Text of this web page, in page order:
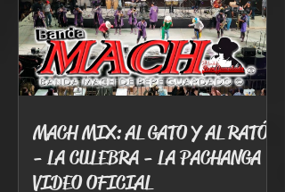
MACH MIX: AL GATO Y AL RATÓN
- LA CULEBRA - LA PACHANGA -
VIDEO OFICIAL